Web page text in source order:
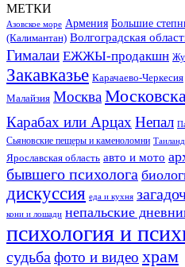
МЕТКИ
Азовское море Армения Большие
(Калимантан) Волгоградская
Гималаи ЕЖЖЫ-продакшн
Закавказье Карачаево-Черкесия
Малайзия Москва
Карабах или Арцах Непал
Сьяновские пещеры и каменоломни Таиланд
Ярославская область авто и мото
бывшего психолога
дискуссия еда и кухня
кони и лошади непальские
психология и
судьба фото и видео храм